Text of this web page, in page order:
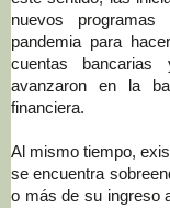
nuevos
pandemia para
cuentas
avanzaron en la
financiera.
Al mismo tiempo,
se encuentra
o más de su ingreso